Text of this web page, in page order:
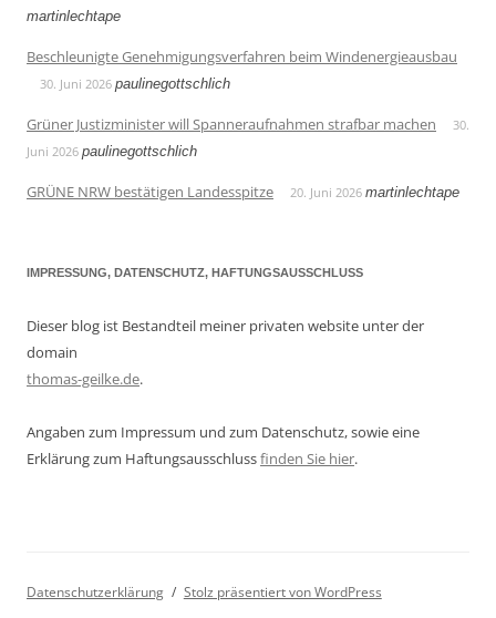
martinlechtape
Beschleunigte Genehmigungsverfahren beim Windenergieausbau
30. Juni 2026 paulinegottschlich
Grüner Justizminister will Spanneraufnahmen strafbar machen
30.
Juni 2026 paulinegottschlich
GRÜNE NRW bestätigen Landesspitze 20. Juni 2026 martinlechtape
IMPRESSUNG, DATENSCHUTZ, HAFTUNGSAUSSCHLUSS
Dieser blog ist Bestandteil meiner privaten website unter der
domain
thomas-geilke.de.
Angaben zum Impressum und zum Datenschutz, sowie eine
Erklärung zum Haftungsausschlussfinden Sie hier.
Datenschutzerklärung Stolz präsentiert von WordPress